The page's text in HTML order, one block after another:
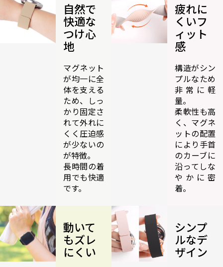
自然で
快適な
つけ心
地
マグネット
が均一に全
体を支える
ため、しっ
かり固定さ
れて外れに
くく圧迫感
が少ないの
が特徴。
長時間の着
用でも快適
です。
疲れに
くいフ
ィット
感
構造がシン
プルなため
非常に軽
量。
柔軟性も高
く、マグネ
ットの配置
により手首
のカーブに
沿ってしな
やかに密
着。
動いて
もズレ
にくい
シンプ
ルなデ
ザイン